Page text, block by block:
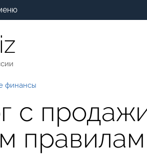
финансы
с
правилам